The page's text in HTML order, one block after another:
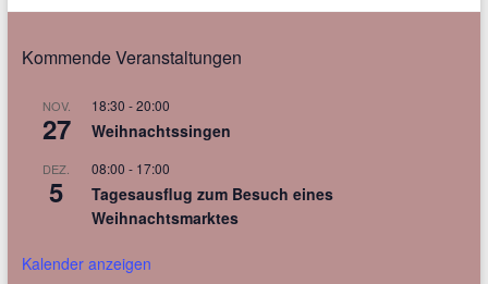
Kommende Veranstaltungen
NOV.
27
18:30 -20:00
Weihnachtssingen
DEZ.
5
08:00 - 17:00
Tagesausflug zum Besuch eines
Weihnachtsmarktes
Kalender anzeigen